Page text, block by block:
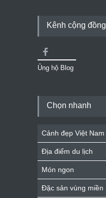
Kênh cộng đồng
Ủng hộ Blog
Chọn nhanh
Cảnh đẹp Việt Nam
Địa điểm du lịch
Món ngon
Đặc sản vùng miền